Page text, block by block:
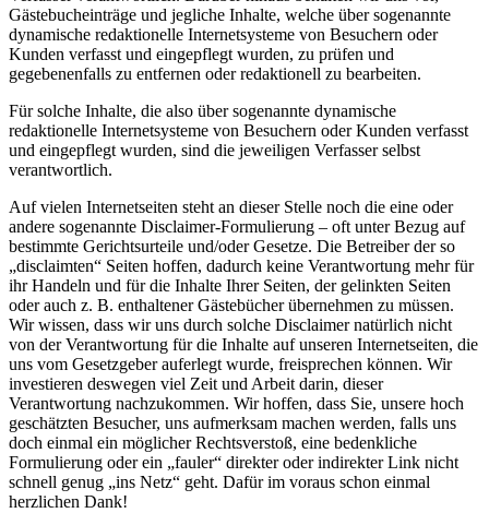
Gästebucheinträge und jegliche Inhalte, welche über sogenannte
dynamische redaktionelle Internetsysteme von Besuchern oder
Kunden verfasst und eingepflegt wurden, zu prüfen und
gegebenenfalls zu entfernen oder redaktionell zu bearbeiten.
Für solche Inhalte, die also über sogenannte dynamische
redaktionelle Internetsysteme von Besuchern oder Kunden verfasst
und eingepflegt wurden, sind die jeweiligen Verfasser selbst
verantwortlich.
Auf vielen Internetseiten steht an dieser Stelle noch die eine oder
andere sogenannte Disclaimer-Formulierung – oft unter Bezug auf
bestimmte Gerichtsurteile und/oder Gesetze. Die Betreiber der so
„disclaimten“ Seiten hoffen, dadurch keine Verantwortung mehr für
ihr Handeln und für die Inhalte Ihrer Seiten, der gelinkten Seiten
oder auch z. B. enthaltener Gästebücher übernehmen zu müssen.
Wir wissen, dass wir uns durch solche Disclaimer natürlich nicht
von der Verantwortung für die Inhalte auf unseren Internetseiten, die
uns vom Gesetzgeber auferlegt wurde, freisprechen können. Wir
investieren deswegen viel Zeit und Arbeit darin, dieser
Verantwortung nachzukommen. Wir hoffen, dass Sie, unsere hoch
geschätzten Besucher, uns aufmerksam machen werden, falls uns
doch einmal ein möglicher Rechtsverstoß, eine bedenkliche
Formulierung oder ein „fauler“ direkter oder indirekter Link nicht
schnell genug „ins Netz“ geht. Dafür im voraus schon einmal
herzlichen Dank!